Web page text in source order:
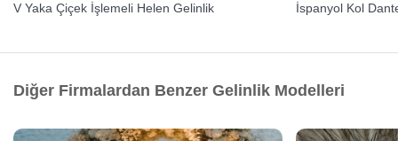
V Yaka Çiçek İşlemeli Helen Gelinlik
İspanyol Kol
Diğer Firmalardan Benzer Gelinlik Modelleri